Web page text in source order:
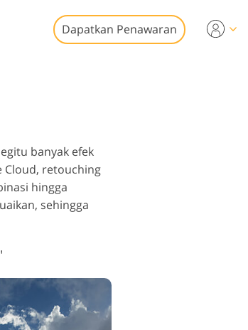
Dapatkan Penawaran
banyak efek
Cloud, retouching
hingga
sehingga